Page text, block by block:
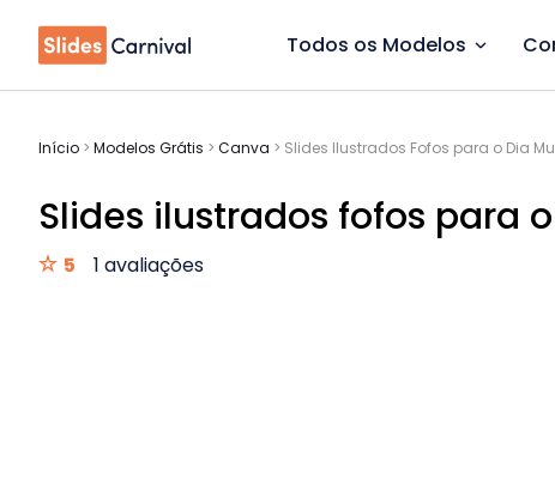
Todos os Modelos
Início > Modelos Grátis > Canva > Slides Ilustrados Fofos para o Dia
Slides ilustrados fofos para
5 1 avaliações